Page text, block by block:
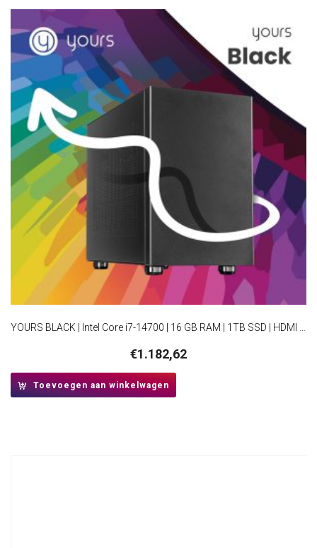
YOURS BLACK | Intel Core i7-14700 | 16 GB RAM | 1TB SSD | HDMI | Windows 11 Professional | Small Form Factor Behuizing
€1.182,62
Toevoegen aan winkelwagen